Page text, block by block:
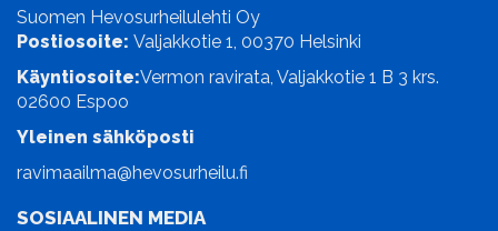
Suomen Hevosurheilulehti Oy
Postiosoite: Valjakkotie 1, 00370 Helsinki
Käyntiosoite:Vermon ravirata, Valjakkotie 1 B 3 krs.
02600 Espoo
Yleinen sähköposti
ravimaailma@hevosurheilu.fi
SOSIAALINEN MEDIA